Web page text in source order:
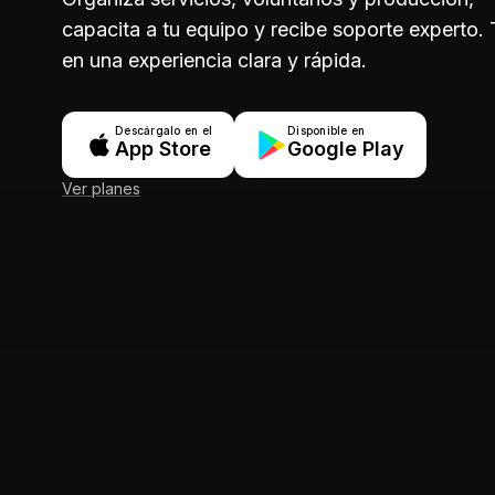
capacita a tu equipo y recibe soporte experto.
en una experiencia clara y rápida.
Descárgalo en el
App Store
Disponible en
Google Play
Ver planes